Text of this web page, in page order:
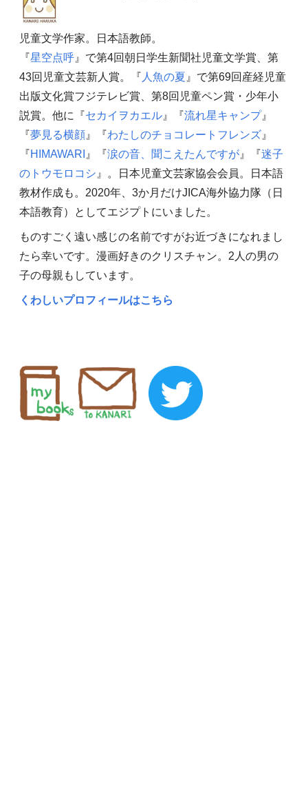
児童文学作家。日本語教師。
『 星空点呼』で第4回朝日学生新聞社児童文学賞、第
43回児童文芸新人賞。『 人魚の夏 』で第69回産経児童
出版文化賞フジテレビ賞、第8回児童ペン賞・少年小
説賞。他に『 セカイヲカエル』『 流れ星キャンプ』
『 夢見る横顔』『 わたしのチョコレートフレンズ』
『 HIMAWARI 』『 涙の音、聞こえたんですが』『 迷子
のトウモロコシ』。日本児童文芸家協会会員。日本語
教材作成も。2020年、3か月だけJICA海外協力隊（日
本語教育）としてエジプトにいました。
ものすごく遠い感じの名前ですがお近づきになれまし
たら幸いです。漫画好きのクリスチャン。2人の男の
子の母親もしています。
くわしいプロフィールはこちら